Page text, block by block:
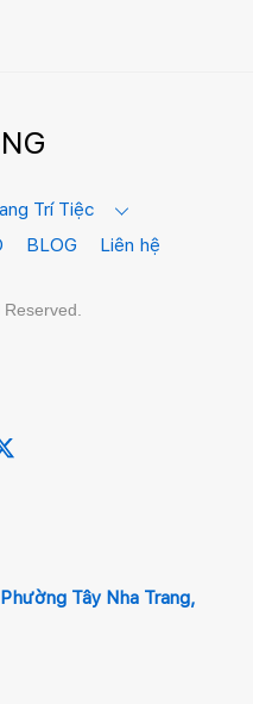
Trí Tiệc
BLOG Liên hệ
Tây Nha Trang,